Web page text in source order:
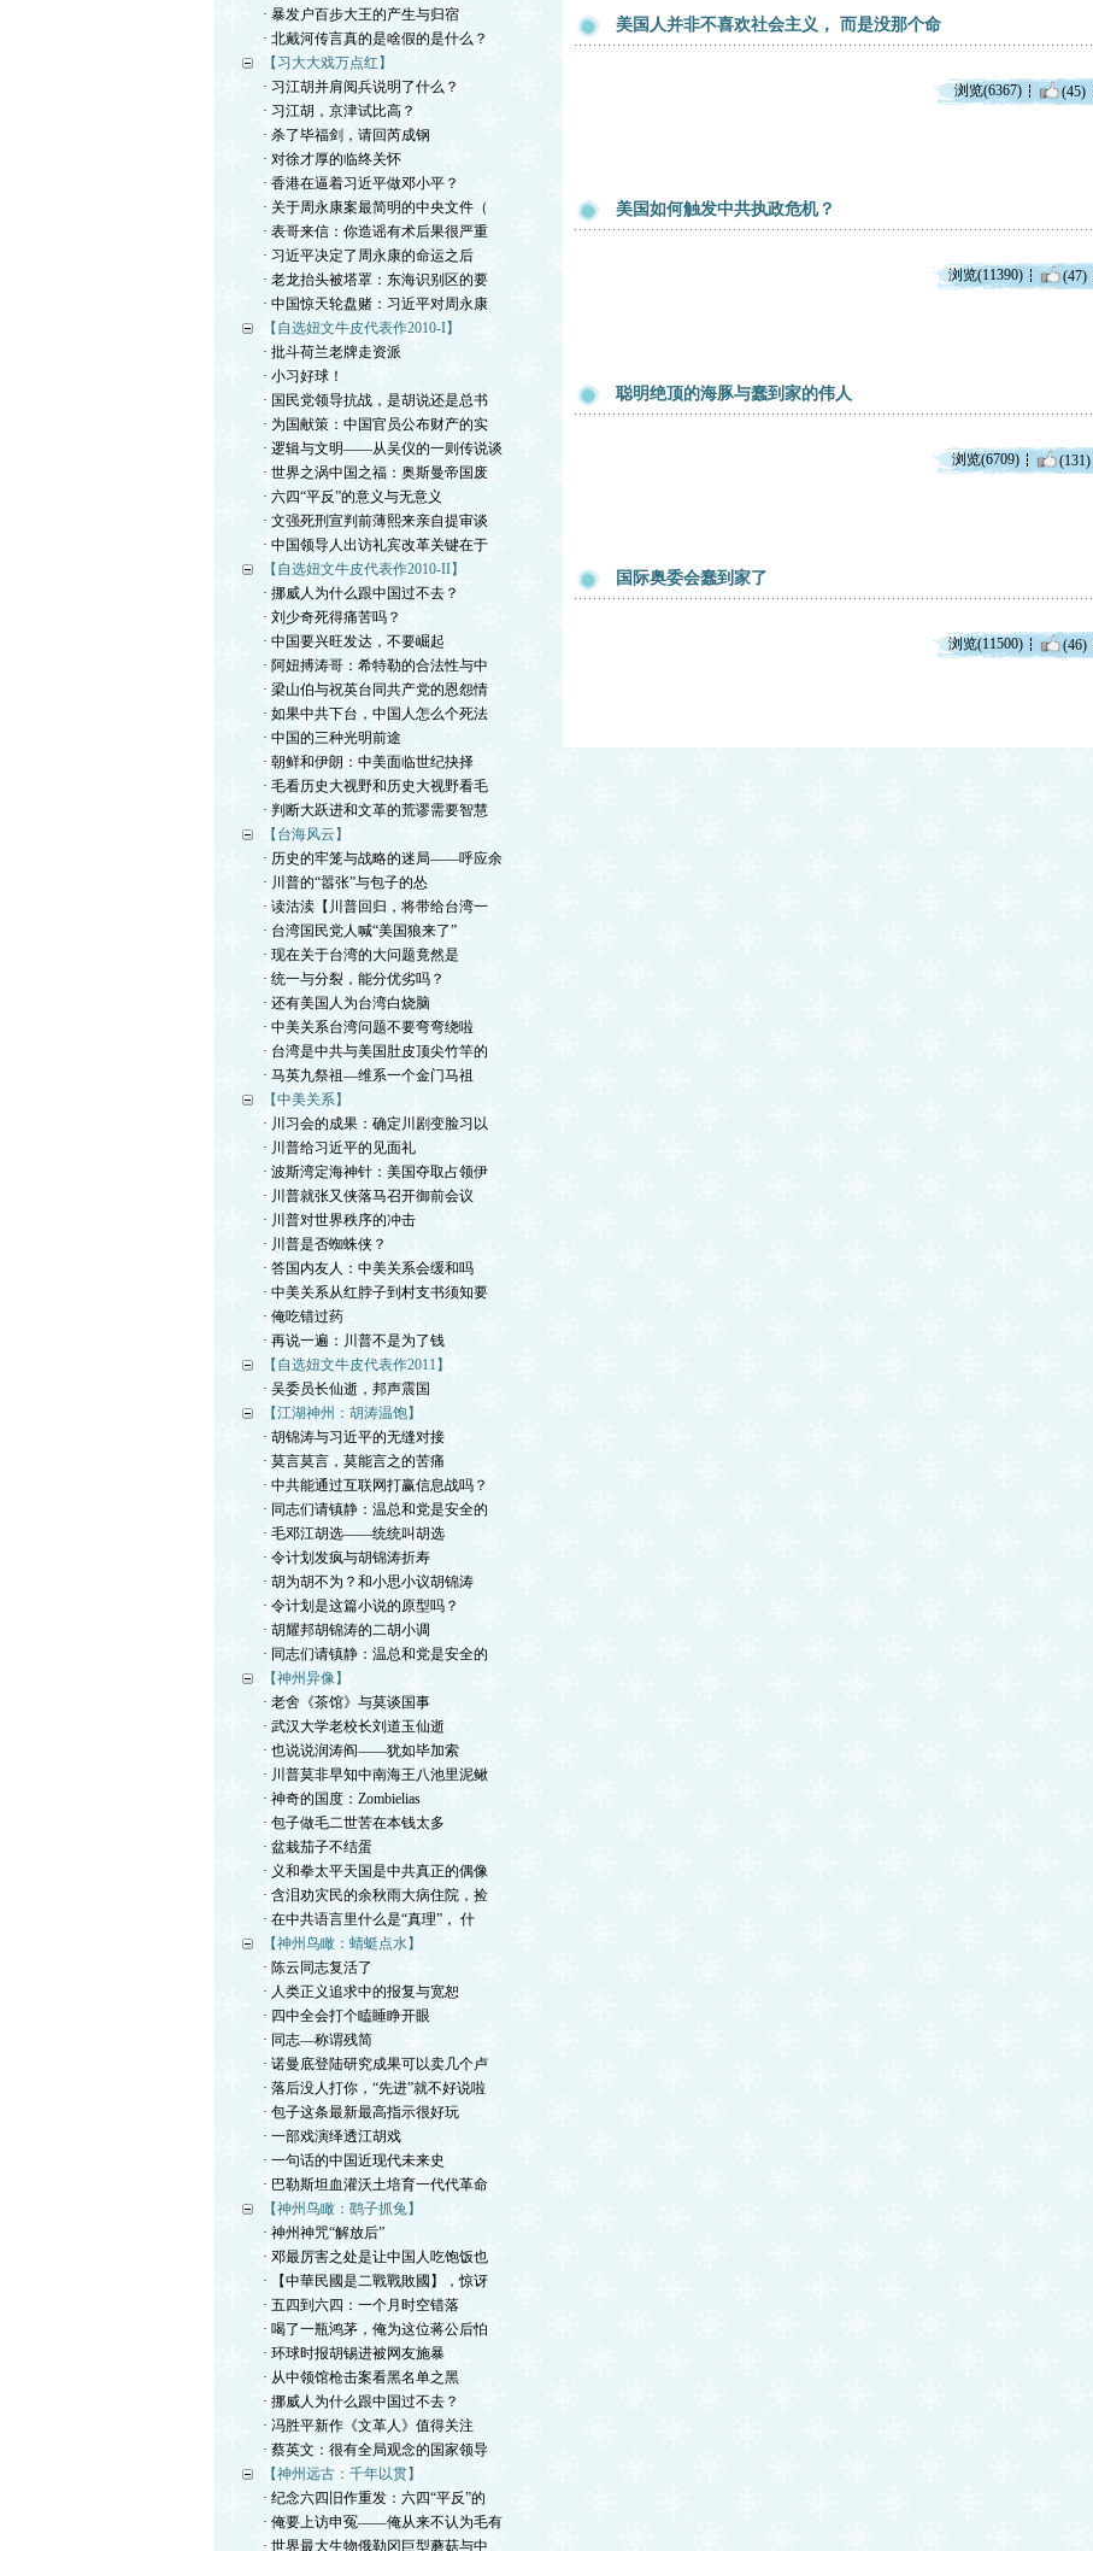
· 暴发户百步大王的产生与归宿
· 北戴河传言真的是啥假的是什么？
【习大大戏万点红】
· 习江胡并肩阅兵说明了什么？
· 习江胡，京津试比高？
· 杀了毕福剑，请回芮成钢
· 对徐才厚的临终关怀
· 香港在逼着习近平做邓小平？
· 关于周永康案最简明的中央文件（
· 表哥来信：你造谣有术后果很严重
· 习近平决定了周永康的命运之后
· 老龙抬头被塔罩：东海识别区的要
· 中国惊天轮盘赌：习近平对周永康
【自选妞文牛皮代表作2010-I】
· 批斗荷兰老牌走资派
· 小习好球！
· 国民党领导抗战，是胡说还是总书
· 为国献策：中国官员公布财产的实
· 逻辑与文明——从吴仪的一则传说谈
· 世界之涡中国之福：奥斯曼帝国废
· 六四“平反”的意义与无意义
· 文强死刑宣判前薄熙来亲自提审谈
· 中国领导人出访礼宾改革关键在于
【自选妞文牛皮代表作2010-II】
· 挪威人为什么跟中国过不去？
· 刘少奇死得痛苦吗？
· 中国要兴旺发达，不要崛起
· 阿妞搏涛哥：希特勒的合法性与中
· 梁山伯与祝英台同共产党的恩怨情
· 如果中共下台，中国人怎么个死法
· 中国的三种光明前途
· 朝鲜和伊朗：中美面临世纪抉择
· 毛看历史大视野和历史大视野看毛
· 判断大跃进和文革的荒谬需要智慧
【台海风云】
· 历史的牢笼与战略的迷局——呼应余
· 川普的“嚣张”与包子的怂
· 读沽渎【川普回归，将带给台湾一
· 台湾国民党人喊“美国狼来了”
· 现在关于台湾的大问题竟然是
· 统一与分裂，能分优劣吗？
· 还有美国人为台湾白烧脑
· 中美关系台湾问题不要弯弯绕啦
· 台湾是中共与美国肚皮顶尖竹竿的
· 马英九祭祖—维系一个金门马祖
【中美关系】
· 川习会的成果：确定川剧变脸习以
· 川普给习近平的见面礼
· 波斯湾定海神针：美国夺取占领伊
· 川普就张又侠落马召开御前会议
· 川普对世界秩序的冲击
· 川普是否蜘蛛侠？
· 答国内友人：中美关系会缓和吗
· 中美关系从红脖子到村支书须知要
· 俺吃错过药
· 再说一遍：川普不是为了钱
【自选妞文牛皮代表作2011】
· 吴委员长仙逝，邦声震国
【江湖神州：胡涛温饱】
· 胡锦涛与习近平的无缝对接
· 莫言莫言，莫能言之的苦痛
· 中共能通过互联网打赢信息战吗？
· 同志们请镇静：温总和党是安全的
· 毛邓江胡选——统统叫胡选
· 令计划发疯与胡锦涛折寿
· 胡为胡不为？和小思小议胡锦涛
· 令计划是这篇小说的原型吗？
· 胡耀邦胡锦涛的二胡小调
· 同志们请镇静：温总和党是安全的
【神州异像】
· 老舍《茶馆》与莫谈国事
· 武汉大学老校长刘道玉仙逝
· 也说说润涛阎——犹如毕加索
· 川普莫非早知中南海王八池里泥鳅
· 神奇的国度：Zombielias
· 包子做毛二世苦在本钱太多
· 盆栽茄子不结蛋
· 义和拳太平天国是中共真正的偶像
· 含泪劝灾民的余秋雨大病住院，捡
· 在中共语言里什么是“真理”， 什
【神州鸟瞰：蜻蜓点水】
· 陈云同志复活了
· 人类正义追求中的报复与宽恕
· 四中全会打个瞌睡睁开眼
· 同志—称谓残简
· 诺曼底登陆研究成果可以卖几个卢
· 落后没人打你，“先进”就不好说啦
· 包子这条最新最高指示很好玩
· 一部戏演绎透江胡戏
· 一句话的中国近现代未来史
· 巴勒斯坦血灌沃土培育一代代革命
【神州鸟瞰：鹞子抓兔】
· 神州神咒“解放后”
· 邓最厉害之处是让中国人吃饱饭也
· 【中華民國是二戰戰敗國】，惊讶
· 五四到六四：一个月时空错落
· 喝了一瓶鸿茅，俺为这位蒋公后怕
· 环球时报胡锡进被网友施暴
· 从中领馆枪击案看黑名单之黑
· 挪威人为什么跟中国过不去？
· 冯胜平新作《文革人》值得关注
· 蔡英文：很有全局观念的国家领导
【神州远古：千年以贯】
· 纪念六四旧作重发：六四“平反”的
· 俺要上访申冤——俺从来不认为毛有
· 世界最大生物俄勒冈巨型蘑菇与中
美国人并非不喜欢社会主义， 而是没那个命
浏览(6367) (45)
美国如何触发中共执政危机？
浏览(11390) (47)
聪明绝顶的海豚与蠢到家的伟人
浏览(6709) (131)
国际奥委会蠢到家了
浏览(11500) (46)